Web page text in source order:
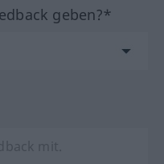
geben?*